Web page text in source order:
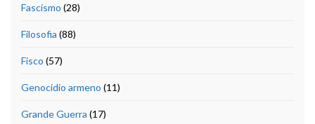
Fascismo (28)
Filosofia (88)
Fisco (57)
Genocidio armeno (11)
Grande Guerra (17)